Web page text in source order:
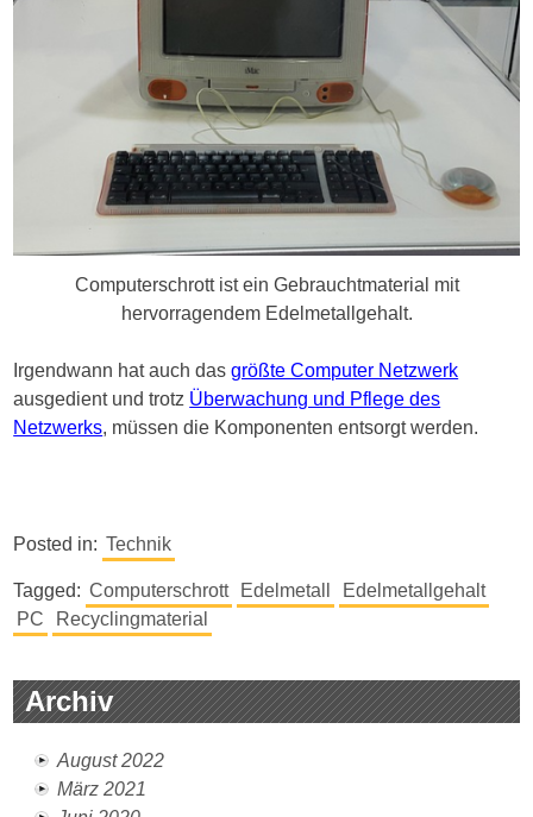
Computerschrott ist ein Gebrauchtmaterial mit
hervorragendem Edelmetallgehalt.
Irgendwann hat auch dasgrößte Computer Netzwerk
ausgedient und trotz Überwachung und Pflege des
Netzwerks, müssen die Komponenten entsorgt werden.
Posted in: Technik
Tagged: Computerschrott Edelmetall
Edelmetallgehalt
PC
Recyclingmaterial
Archiv
August 2022
März 2021